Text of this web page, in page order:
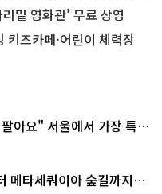
밑 영화관' 무료 상영
즈카페·어린이 체력장
아요" 서울에서 가장 특별
메타세쿼이아 숲길까지…